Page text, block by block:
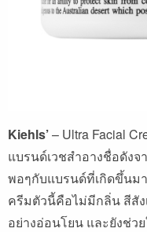
Kiehls’– Ultra Facial
แบรนด์เวชสำอางชื่อดังจ
พอๆกับแบรนด์ที่เกิดขึ้นม
ครีมตัวนี้คือไม่มีกลิ่น สีสั
อย่างอ่อนโยน และยังช่ว